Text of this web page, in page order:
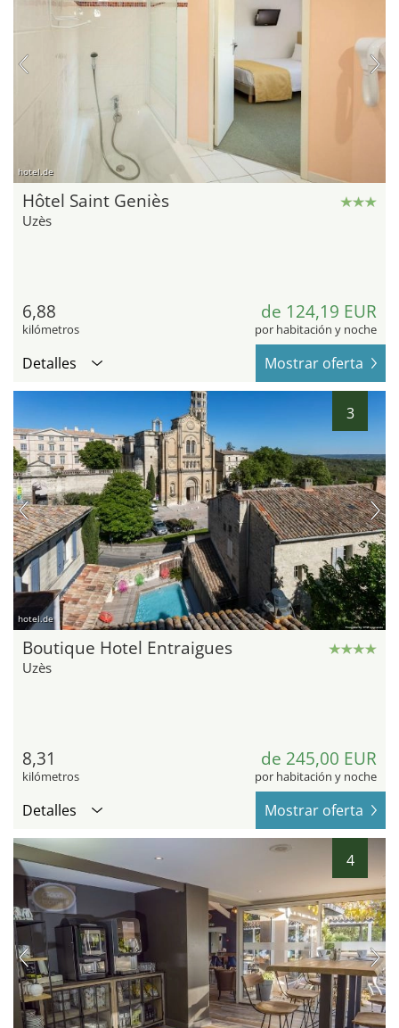
hotel.de
Hôtel Saint Geniès
Uzès
6,88
kilómetros
de 124,19 EUR
por habitación y noche
Detalles Mostrar oferta
3
hotel.de
Boutique Hotel Entraigues
Uzès
8,31
kilómetros
de 245,00 EUR
por habitación y noche
Detalles Mostrar oferta
4